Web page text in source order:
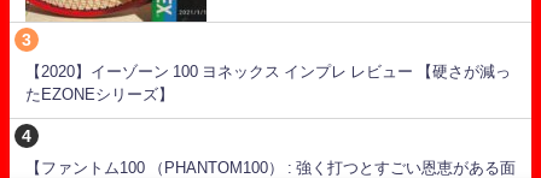
【2020】イーゾーン 100 ヨネックス インプレ レビュー 【硬さが減っ
たEZONEシリーズ】
【ファントム100 （PHANTOM100） : 強く打つとすごい恩恵がある面